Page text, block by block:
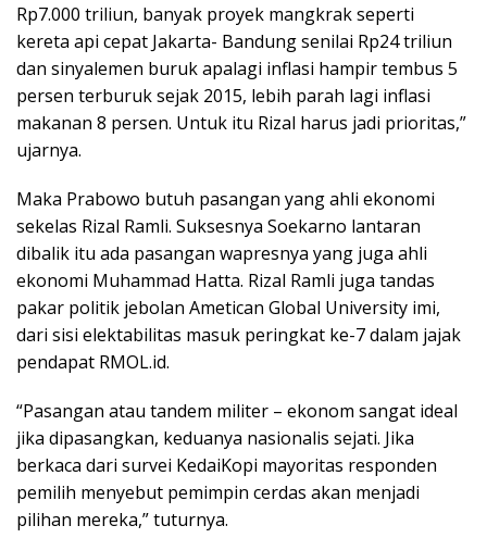
Rp7.000 triliun, banyak proyek mangkrak seperti
kereta api cepat Jakarta- Bandung senilai Rp24 triliun
dan sinyalemen buruk apalagi inflasi hampir tembus 5
persen terburuk sejak 2015, lebih parah lagi inflasi
makanan 8 persen. Untuk itu Rizal harus jadi prioritas,”
ujarnya.
Maka Prabowo butuh pasangan yang ahli ekonomi
sekelas Rizal Ramli. Suksesnya Soekarno lantaran
dibalik itu ada pasangan wapresnya yang juga ahli
ekonomi Muhammad Hatta. Rizal Ramli juga tandas
pakar politik jebolan Ametican Global University imi,
dari sisi elektabilitas masuk peringkat ke-7 dalam jajak
pendapat RMOL.id.
“Pasangan atau tandem militer – ekonom sangat ideal
jika dipasangkan, keduanya nasionalis sejati. Jika
berkaca dari survei KedaiKopi mayoritas responden
pemilih menyebut pemimpin cerdas akan menjadi
pilihan mereka,” tuturnya.